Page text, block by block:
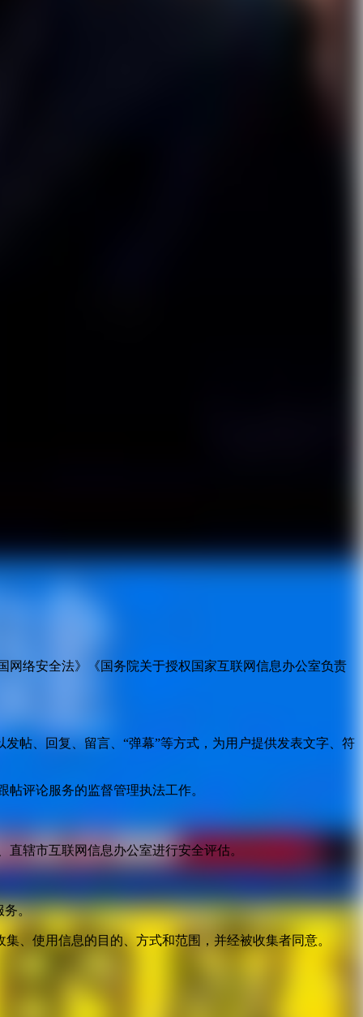
络安全法》《国务院关于授权国家互联网信息办公室负责
帖、回复、留言、“弹幕”等方式，为用户提供发表文字、符
评论服务的监督管理执法工作。
辖市互联网信息办公室进行安全评估。
务。
、使用信息的目的、方式和范围，并经被收集者同意。